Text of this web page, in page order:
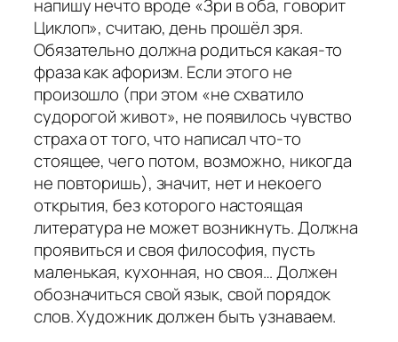
напишу нечто вроде «Зри в оба, говорит
Циклоп», считаю, день прошёл зря.
Обязательно должна родиться какая-то
фраза как афоризм. Если этого не
произошло (при этом «не схватило
судорогой живот», не появилось чувство
страха от того, что написал что-то
стоящее, чего потом, возможно, никогда
не повторишь), значит, нет и некоего
открытия, без которого настоящая
литература не может возникнуть. Должна
проявиться и своя философия, пусть
маленькая, кухонная, но своя… Должен
обозначиться свой язык, свой порядок
слов. Художник должен быть узнаваем.